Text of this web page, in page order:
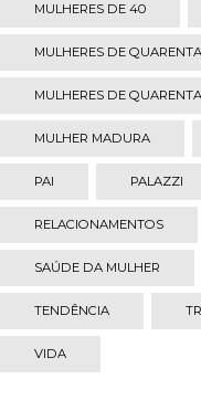
MULHERES DE 40
MULHERES DE QUARENTA
MULHERES DE
MULHER MADURA
PAI PALAZZI
RELACIONAMENTOS
SAÚDE DA MULHER
TENDÊNCIA
VIDA